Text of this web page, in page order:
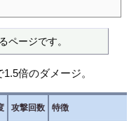
ページです。
倍のダメージ。
攻撃回数 特徴